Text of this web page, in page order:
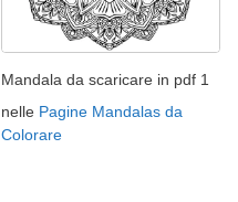
Mandala da scaricare in pdf 1
nelle Pagine Mandalas da
Colorare